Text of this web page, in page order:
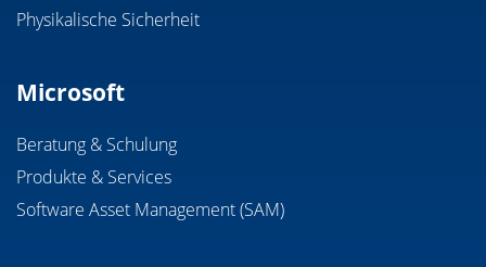
Physikalische Sicherheit
Microsoft
Beratung & Schulung
Produkte & Services
Software Asset Management (SAM)